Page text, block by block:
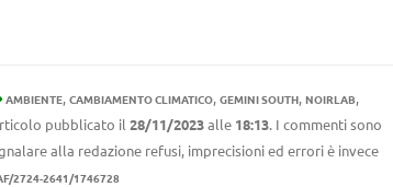
AMBIENTE, CAMBIAMENTO CLIMATICO, GEMINI SOUTH, NOIRLAB,
pubblicato il 28/11/2023alle 18:13. I commenti sono
alla redazione refusi, imprecisioni ed errori è invece
2724-2641/1746728